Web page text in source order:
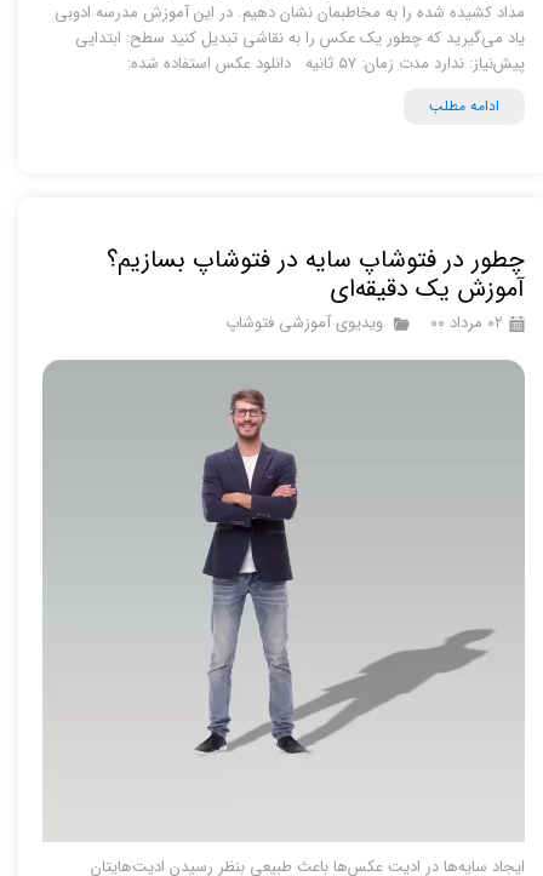
مداد کشیده شده را به مخاطبمان نشان دهیم. در این آموزش مدرسه ادوبی
یاد می‌گیرید که چطور یک عکس را به نقاشی تبدیل کنید سطح: ابتدایی
پیش‌نیاز: ندارد مدت زمان: ۵۷ ثانیه دانلود عکس استفاده شده:
ادامه مطلب
چطور در فتوشاپ سایه در فتوشاپ بسازیم؟
آموزش یک دقیقه‌ای
۰۲ مرداد ۰۰ ویدیوی آموزشی فتوشاپ
ایجاد سایه‌ها در ادیت ‌عکس‌ها باعث طبیعی بنظر رسیدن ادیت‌هایتان